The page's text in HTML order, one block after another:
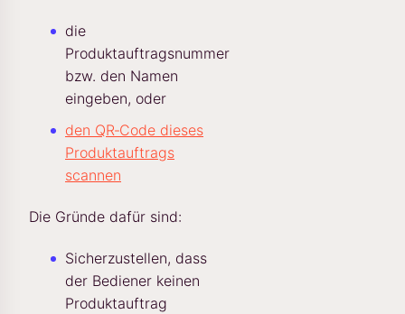
die
Produktauftragsnummer
bzw. den Namen
eingeben, oder
den QR‑Code dieses
Produktauftrags
scannen
Die Gründe dafür sind:
Sicherzustellen, dass
der Bediener keinen
Produktauftrag